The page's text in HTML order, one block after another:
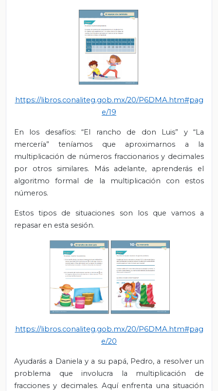
https://libros.conaliteg.gob.mx/20/P6DMA.htm#pag
e/19
En los desafíos: “El rancho de don Luis” y “La
mercería” teníamos que aproximarnos a la
multiplicación de números fraccionarios y decimales
por otros similares. Más adelante, aprenderás el
algoritmo formal de la multiplicación con estos
números.
Estos tipos de situaciones son los que vamos a
repasar en esta sesión.
https://libros.conaliteg.gob.mx/20/P6DMA.htm#pag
e/20
Ayudarás a Daniela y a su papá, Pedro, a resolver un
problema que involucra la multiplicación de
fracciones y decimales. Aquí enfrenta una situación